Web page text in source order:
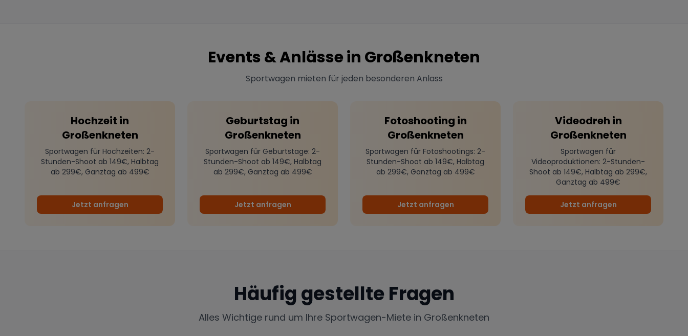
Events & Anlässe in Großenkneten
Sportwagen mieten für jeden besonderen Anlass
Hochzeit in
Großenkneten
Sportwagen für Hochzeiten: 2-
Stunden-Shoot ab 149€, Halbtag
ab 299€, Ganztag ab 499€
Jetzt anfragen
Geburtstag in
Großenkneten
Sportwagen für Geburtstage: 2-
Stunden-Shoot ab 149€, Halbtag
ab 299€, Ganztag ab 499€
Jetzt anfragen
Fotoshooting in
Großenkneten
Sportwagen für Fotoshootings: 2-
Stunden-Shoot ab 149€, Halbtag
ab 299€, Ganztag ab 499€
Jetzt anfragen
Videodreh in
Großenkneten
Sportwagen für
Videoproduktionen: 2-Stunden-
Shoot ab 149€, Halbtag ab 299€,
Ganztag ab 499€
Jetzt anfragen
Häufig gestellte Fragen
Alles Wichtige rund um Ihre Sportwagen-Miete in Großenkneten